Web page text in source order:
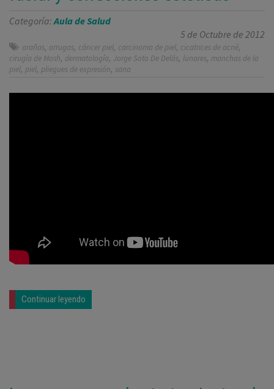
Categoría: Aula de Salud
5 de Octubre de 2012
arañas, arrugas, cáncer piel, carcinoma de piel, cicatrices de acné,
cirugía de Mosh, dermatología, Jorge Soto De Delás, lunares, manchas de la
piel, piel, pliegues de expresión, sana
Continuar leyendo